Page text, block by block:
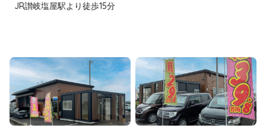
JR讃岐塩屋駅より徒歩15分